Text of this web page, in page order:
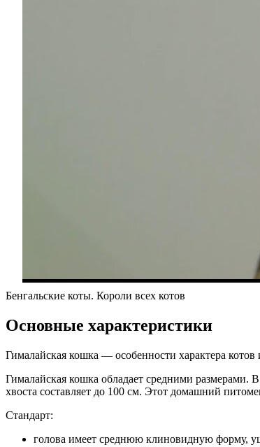
Бенгальские коты. Короли всех котов
Основные характеристики
Гималайская кошка — особенности характера котов
Гималайская кошка обладает средними размерами.
хвоста составляет до 100 см. Этот домашний
Стандарт:
голова имеет среднюю клиновидную форму,